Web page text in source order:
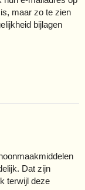
maar zo te zien
bijlagen
Dat zijn
terwijl deze